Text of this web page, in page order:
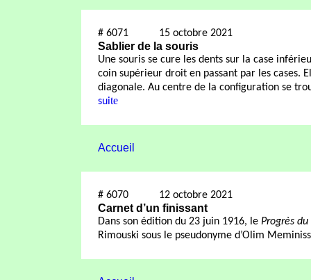
# 6071 15 octobre 2021
Sablier de la souris
Une souris se cure les dents sur la case
coin supérieur droit en passant par les cases.
diagonale. Au centre de la configuration se
suite
Accueil
# 6070 12 octobre 2021
Carnet d’un finissant
Dans son édition du 23 juin 1916, le Progrès
Rimouski sous le pseudonyme d’Olim